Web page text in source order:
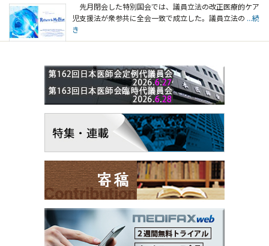
先月閉会した特別国会では、議員立法の改正医療的ケア
児支援法が衆参共に全会一致で成立した。議員立法の ...続
き